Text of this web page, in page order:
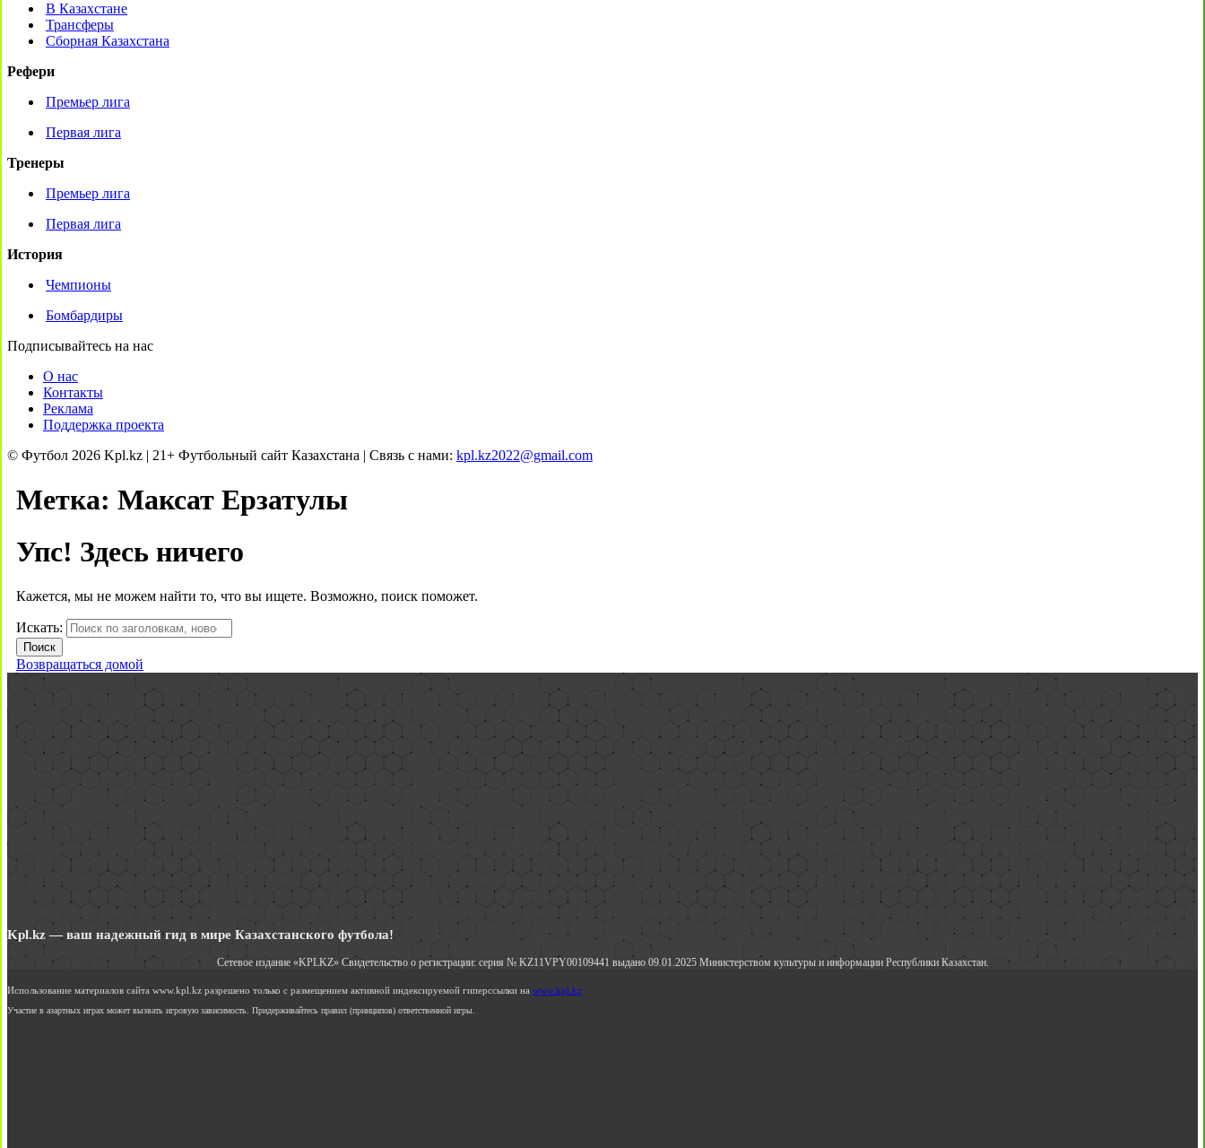
В Казахстане
Трансферы
Сборная Казахстана
Рефери
Премьер лига
Первая лига
Тренеры
Премьер лига
Первая лига
История
Чемпионы
Бомбардиры
Подписывайтесь на нас
О нас
Контакты
Реклама
Поддержка проекта
© Футбол 2026 Kpl.kz | 21+ Футбольный сайт Казахстана | Связь с нами: kpl.kz2022@gmail.com
Метка: Максат Ерзатулы
Упс! Здесь ничего
Кажется, мы не можем найти то, что вы ищете. Возможно, поиск поможет.
Искать:
Возвращаться домой
Kpl.kz — ваш надежный гид в мире Казахстанского футбола!
Сетевое издание «KPLKZ» Свидетельство о регистрации: серия № KZ11VPY00109441 выдано 09.01.2025 Министерством культуры и информации Республики Казахстан.
Использование материалов сайта www.kpl.kz разрешено только с размещением активной индексируемой гиперссылки на www.kpl.kz
Участие в азартных играх может вызвать игровую зависимость. Придерживайтесь правил (принципов) ответственной игры.